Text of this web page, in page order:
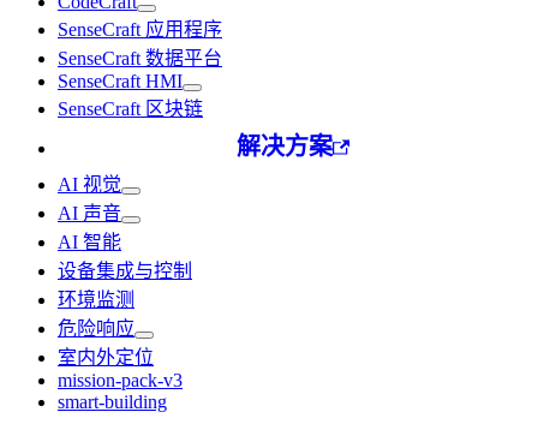
SenseCraft 应用程序
SenseCraft 数据平台
SenseCraft HMI
SenseCraft 区块链
解决方案
AI 视觉
AI 声音
AI 智能
设备集成与控制
环境监测
危险响应
室内外定位
mission-pack-v3
smart-building